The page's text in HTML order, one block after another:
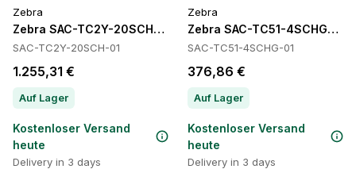
Zebra
Zebra SAC-TC2Y-20SCH-01 Batteries
SAC-TC2Y-20SCH-01
1.255,31 €
Auf Lager
Kostenloser Versand
heute
Delivery in 3 days
Zebra
Zebra SAC-TC51-4SCHG-01
SAC-TC51-4SCHG-01
376,86 €
Auf Lager
Kostenloser Versand
heute
Delivery in 3 days